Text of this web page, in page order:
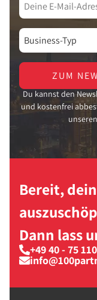
ZUM
Du kannst den
und kostenfrei
unseren
Bereit,
Dann lass
+49 40 - 75